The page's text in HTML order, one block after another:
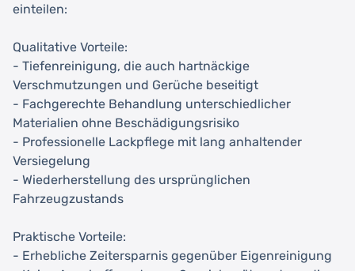
einteilen:
Qualitative Vorteile:
- Tiefenreinigung, die auch hartnäckige
Verschmutzungen und Gerüche beseitigt
- Fachgerechte Behandlung unterschiedlicher
Materialien ohne Beschädigungsrisiko
- Professionelle Lackpflege mit lang anhaltender
Versiegelung
- Wiederherstellung des ursprünglichen
Fahrzeugzustands
Praktische Vorteile:
- Erhebliche Zeitersparnis gegenüber Eigenreinigung